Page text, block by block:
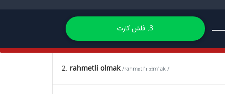
3. فلش کارت
2. rahmetli olmak /rahmɛtlˈɪ ɔɫmˈak /